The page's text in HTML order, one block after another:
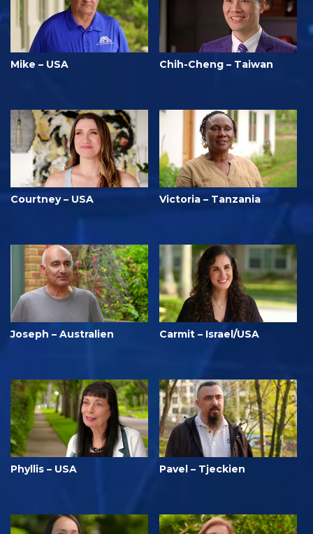
Mike – USA Chih-Cheng – Taiwan
Courtney – USA Victoria – Tanzania
Joseph – Australien Carmit – Israel/USA
Phyllis – USA Pavel – Tjeckien